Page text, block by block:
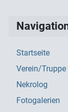
Startseite
Verein/Truppe
Nekrolog
Fotogalerien